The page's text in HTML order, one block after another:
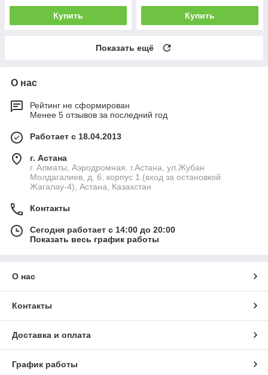
Купить Купить
Показать ещё
О нас
Рейтинг не сформирован
Менее 5 отзывов за последний год
Работает с 18.04.2013
г. Астана
г. Алматы, Аэродромная. г.Астана, ул.Жубан
Молдагалиев, д. 6, корпус 1.(вход за остановкой
Жагалау-4), Астана, Казахстан
Контакты
Сегодня работает с 14:00 до 20:00
Показать весь график работы
О нас
Контакты
Доставка и оплата
График работы